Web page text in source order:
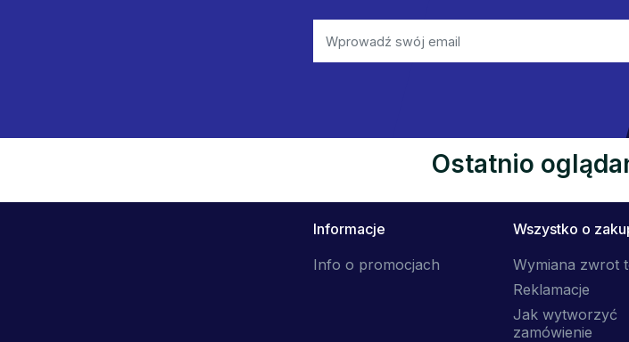
Ostatnio
Informacje
Info o promocjach
Wszystko o
Wymiana zwrot
Reklamacje
Jak wytworzyć
zamówienie